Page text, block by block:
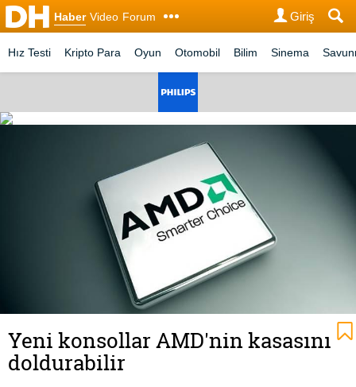
Haber Video Forum Giriş
Hız Testi Kripto Para Oyun Otomobil Bilim Sinema
Yeni konsollar AMD'nin kasasını
doldurabilir